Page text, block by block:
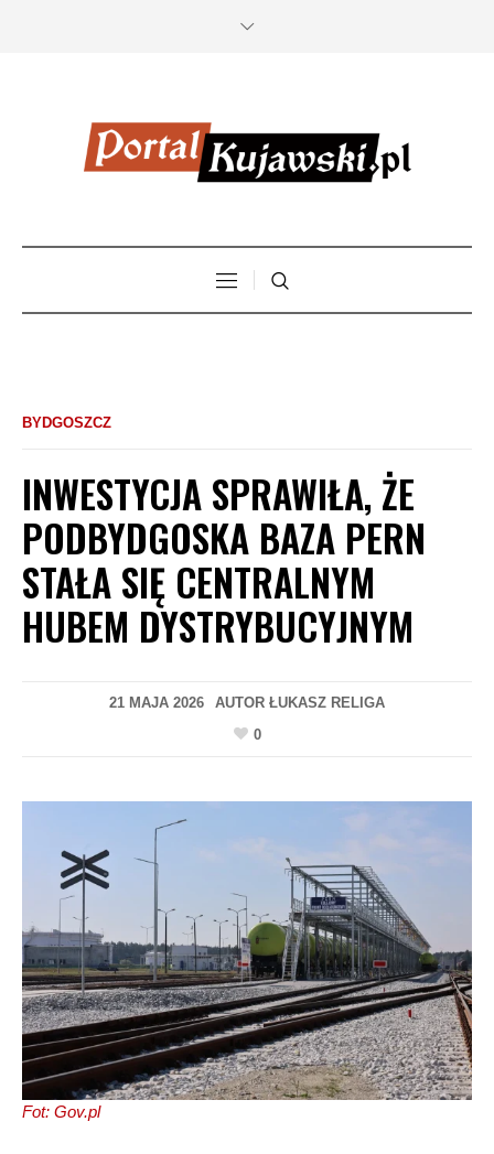
BYDGOSZCZ
INWESTYCJA SPRAWIŁA, ŻE
PODBYDGOSKA BAZA PERN
STAŁA SIĘ CENTRALNYM
HUBEM DYSTRYBUCYJNYM
21 MAJA 2026 AUTOR ŁUKASZ RELIGA
0
Fot: Gov.pl